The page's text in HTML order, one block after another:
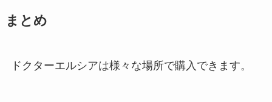
まとめ
ドクターエルシアは様々な場所で購入できます。